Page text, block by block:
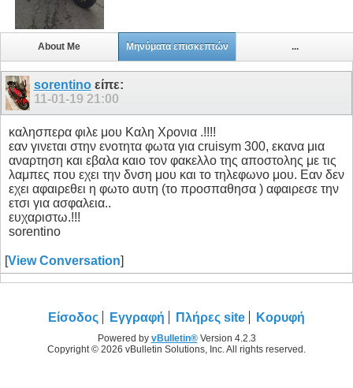
About Me Μηνύματα επισκεπτών ...
sorentinoείπε:
11-01-19 21:00
καλησπερα φιλε μου Καλη Χρονια .!!!!
εαν γινεται στην ενοτητα φωτα για cruisym 300, εκανα μια
αναρτηση και εβαλα καιο τον φακελλο της αποστολης με τις
λαμπες που εχει την δνση μου και το τηλεφωνο μου. Εαν δεν
εχει αφαιρεθει η φωτο αυτη (το προσπαθησα ) αφαιρεσε την
ετσι για ασφαλεια..
ευχαριστω.!!!
sorentino
[View Conversation]
Είσοδος Εγγραφή Πλήρες site Κορυφή
Powered by vBulletin®Version 4.2.3
Copyright © 2026 vBulletin Solutions, Inc. All rights reserved.